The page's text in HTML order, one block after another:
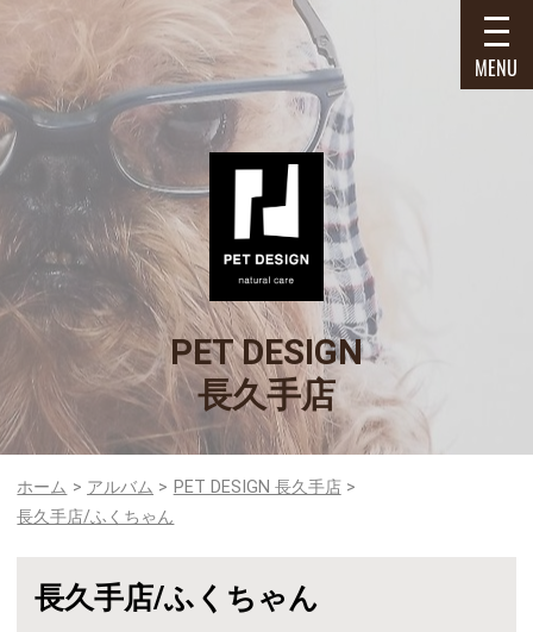
PET DESIGN
長久手店
MENU
ホーム アルバム
PET DESIGN 長久手店
長久手店/ふくちゃん
長久手店/ふくちゃん